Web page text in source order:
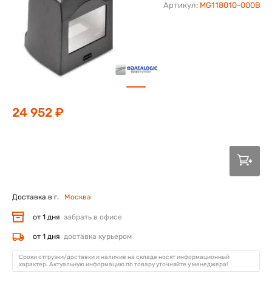
Артикул: MG118010-000B
24 952 ₽
Доставка в г. Москва
от 1 дня забрать в офисе
от 1 дня доставка курьером
Сроки отгрузки/доставки и наличие на складе носят информационный
характер. Актуальную информацию по товару уточняйте у менеджера!